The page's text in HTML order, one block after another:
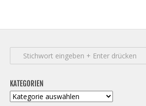
KATEGORIEN
Kategorien